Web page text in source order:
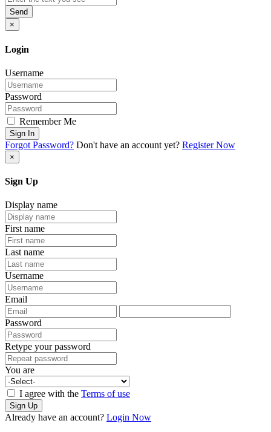
Send
×
Login
Username
Password
Remember Me
Sign In
Forgot Password? Don't have an account yet? Register Now
×
Sign Up
Display name
First name
Last name
Username
Email
Password
Retype your password
You are
I agree with the Terms of use
Sign Up
Already have an account? Login Now